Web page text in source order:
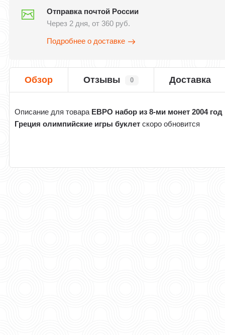
Отправка почтой России
Через 2 дня, от 360 руб.
Подробнее о доставке
Обзор Отзывы 0 Доставка
Описание для товара ЕВРО набор из 8-ми монет 2004 год
Греция олимпийские игры буклет скоро обновится